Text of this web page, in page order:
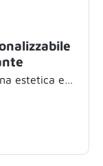
estetica e